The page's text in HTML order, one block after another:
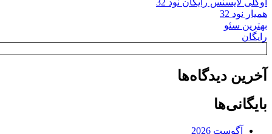
همیار نود 32
بهترین سئو
رایگان
آخرین دیدگاه‌ها
بایگانی‌ها
آگوست 2026